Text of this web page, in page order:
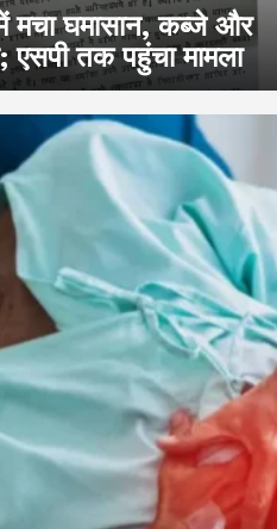
मचा घमासान, कब्जे और
तक पहुंचा मामला